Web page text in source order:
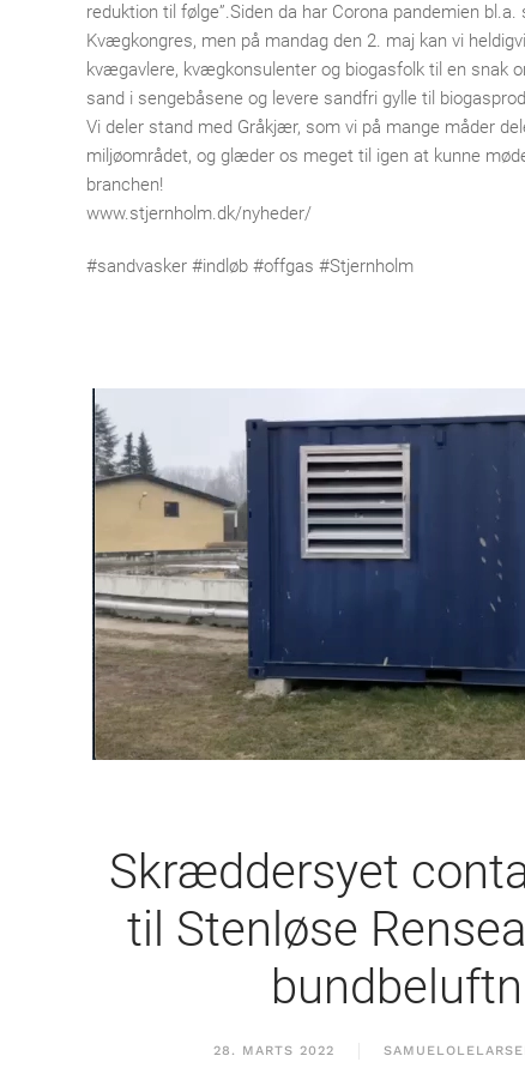
reduktion til følge”.Siden da har Corona pandemien
Kvægkongres, men på mandag den 2. maj kan vi
kvægavlere, kvægkonsulenter og biogasfolk til en snak
sand i sengebåsene og levere sandfri gylle til
Vi deler stand med Gråkjær, som vi på mange måder
miljøområdet, og glæder os meget til igen at kunne
branchen!
www.stjernholm.dk/nyheder/
#sandvasker #indløb #offgas #Stjernholm
Skræddersyet
til Stenløse
28. MARTS 2022